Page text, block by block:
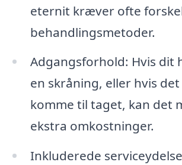
eternit kræver ofte
behandlingsmetoder.
Adgangsforhold: Hvis dit
en skråning, eller hvis
komme til taget, kan det
ekstra omkostninger.
Inkluderede